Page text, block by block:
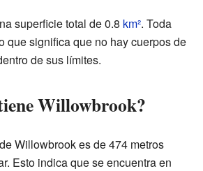
superficie total de 0.8 km². Toda
que significa que no hay cuerpos de
de sus límites.
Willowbrook?
Willowbrook es de 474 metros
Esto indica que se encuentra en